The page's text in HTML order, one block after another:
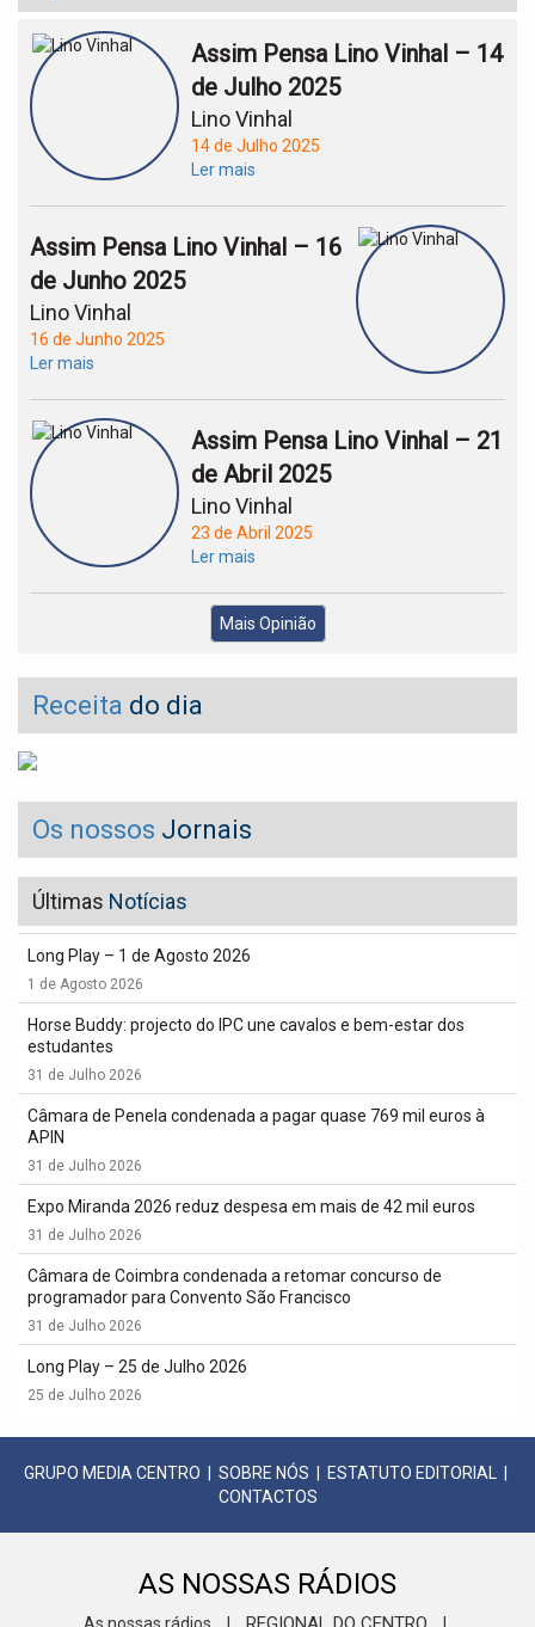
Assim Pensa Lino Vinhal – 14
de Julho 2025
Lino Vinhal
14 de Julho 2025
Ler mais
Assim Pensa Lino Vinhal – 16
de Junho 2025
Lino Vinhal
16 de Junho 2025
Ler mais
Assim Pensa Lino Vinhal – 21
de Abril 2025
Lino Vinhal
23 de Abril 2025
Ler mais
Mais Opinião
Receita do dia
Os nossos Jornais
Últimas Notícias
Long Play – 1 de Agosto 2026
1 de Agosto 2026
Horse Buddy: projecto do IPC une cavalos e bem-estar dos
estudantes
31 de Julho 2026
Câmara de Penela condenada a pagar quase 769 mil euros à
APIN
31 de Julho 2026
Expo Miranda 2026 reduz despesa em mais de 42 mil euros
31 de Julho 2026
Câmara de Coimbra condenada a retomar concurso de
programador para Convento São Francisco
31 de Julho 2026
Long Play – 25 de Julho 2026
25 de Julho 2026
GRUPO MEDIA CENTRO SOBRE NÓS ESTATUTO EDITORIAL
CONTACTOS
AS NOSSAS RÁDIOS